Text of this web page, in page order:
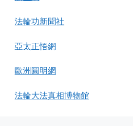
法輪功新聞社
亞太正悟網
歐洲圓明網
法輪大法真相博物館